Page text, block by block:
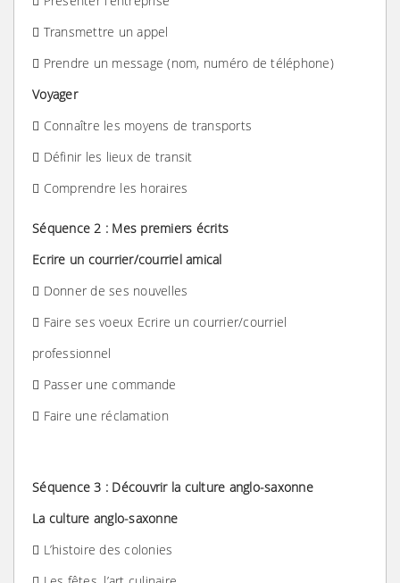
 Transmettre un appel
 Prendre un message (nom, numéro de téléphone)
Voyager
 Connaître les moyens de transports
 Définir les lieux de transit
 Comprendre les horaires
Séquence 2 : Mes premiers écrits
Ecrire un courrier/courriel amical
 Donner de ses nouvelles
 Faire ses voeux Ecrire un courrier/courriel
professionnel
 Passer une commande
 Faire une réclamation
Séquence 3 : Découvrir la culture anglo-saxonne
La culture anglo-saxonne
 L’histoire des colonies